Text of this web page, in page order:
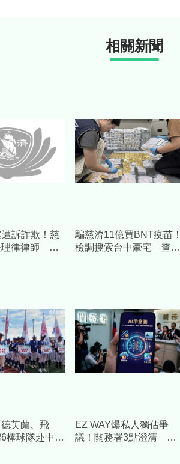
相關新聞
訴詐欺！慈
理律律師 將
騙慈濟11億買BNT疫苗！
檢調搜索台中豪宅 查扣
芙蘭、飛
棒球隊赴中交
EZ WAY爆私人獨佔爭
議！關務署3點澄清